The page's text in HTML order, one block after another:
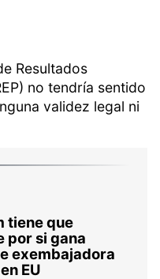
Resultados
no tendría sentido
validez legal ni
tiene que
por si gana
exembajadora
EU